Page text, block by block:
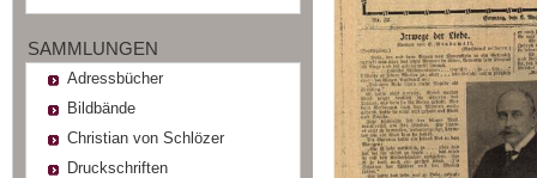
SAMMLUNGEN
Adressbücher
Bildbände
Christian von Schlözer
Druckschriften